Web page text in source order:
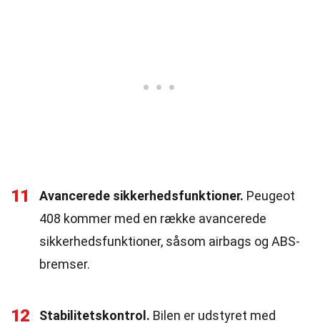
11 Avancerede sikkerhedsfunktioner. Peugeot
408 kommer med en række avancerede
sikkerhedsfunktioner, såsom airbags og ABS-
bremser.
12 Stabilitetskontrol. Bilen er udstyret med